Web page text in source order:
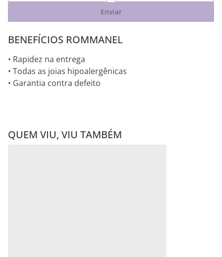
Enviar
BENEFÍCIOS ROMMANEL
• Rapidez na entrega
• Todas as joias hipoalergênicas
• Garantia contra defeito